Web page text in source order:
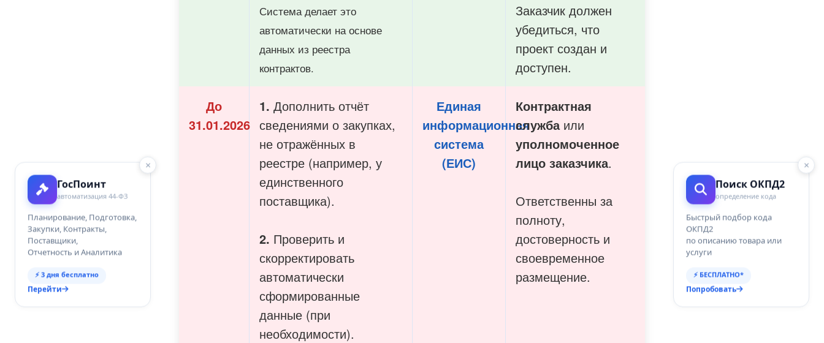
Система делает это
автоматически на основе
данных из реестра
контрактов.
Заказчик должен
убедиться, что
проект создан и
доступен.
До
31.01.2026
1. Дополнить отчёт
сведениями о закупках,
не отражённых в
реестре (например, у
единственного
поставщика).
2. Проверить и
скорректировать
автоматически
сформированные
данные (при
необходимости).
Единая
информационная
система
(ЕИС)
Контрактная
службаили
уполномоченное
лицо заказчика.
Ответственны за
полноту,
достоверность и
своевременное
размещение.
×
ГосПоинт
автоматизация 44-ФЗ
Планирование, Подготовка,
Закупки, Контракты,
Поставщики,
Отчетность и Аналитика
⚡ 3 дня бесплатно
Перейти
×
Поиск ОКПД2
определение кода
Быстрый подбор кода
ОКПД2
по описанию товара или
услуги
⚡ БЕСПЛАТНО*
Попробовать